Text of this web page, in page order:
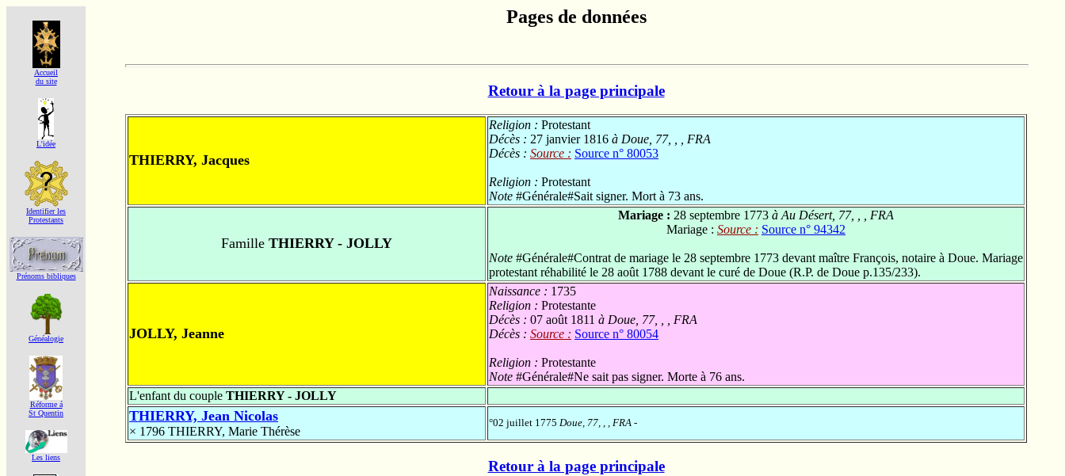
Accueil
du site
L'idée
Identifier les
Protestants
Prénoms bibliques
Généalogie
Réforme á
St Quentin
Les liens
Pages de données
Retour à la page principale
THIERRY, Jacques
Religion : Protestant
Décès : 27 janvier 1816 à Doue, 77, , , FRA
Décès : Source : Source n° 80053
Religion : Protestant
Note #Générale#Sait signer. Mort à 73 ans.
Famille THIERRY - JOLLY
Mariage : 28 septembre 1773 à Au Désert, 77, , , FRA
Mariage : Source : Source n° 94342
Note #Générale#Contrat de mariage le 28 septembre 1773 devant maître François, notaire à Doue. Mariage
protestant réhabilité le 28 août 1788 devant le curé de Doue (R.P. de Doue p.135/233).
JOLLY, Jeanne
Naissance : 1735
Religion : Protestante
Décès : 07 août 1811 à Doue, 77, , , FRA
Décès : Source : Source n° 80054
Religion : Protestante
Note #Générale#Ne sait pas signer. Morte à 76 ans.
L'enfant du couple THIERRY - JOLLY
THIERRY, Jean Nicolas
× 1796 THIERRY, Marie Thérèse
°02 juillet 1775 Doue, 77, , , FRA -
Retour à la page principale